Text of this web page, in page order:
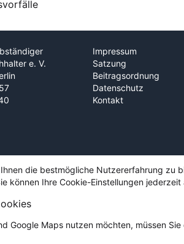
e. V.
Impressum
Satzung
Beitragsordnung
Datenschutz
Kontakt
die bestmögliche Nutzererfahrung zu
können Ihre Cookie-Einstellungen
Google Maps nutzen möchten, müssen